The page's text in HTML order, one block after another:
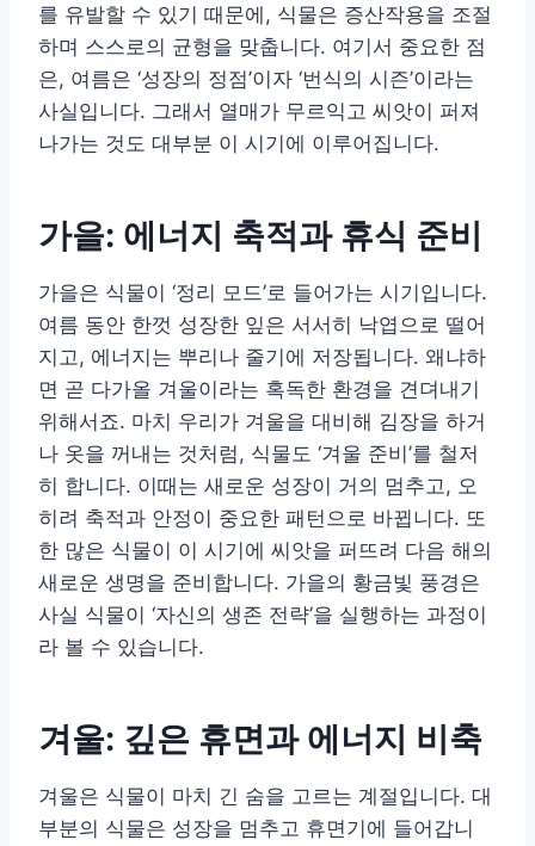
를 유발할 수 있기 때문에, 식물은 증산작용을 조절
하며 스스로의 균형을 맞춥니다. 여기서 중요한 점
은, 여름은 ‘성장의 정점’이자 ‘번식의 시즌’이라는
사실입니다. 그래서 열매가 무르익고 씨앗이 퍼져
나가는 것도 대부분 이 시기에 이루어집니다.
가을: 에너지 축적과 휴식 준비
가을은 식물이 ‘정리 모드’로 들어가는 시기입니다.
여름 동안 한껏 성장한 잎은 서서히 낙엽으로 떨어
지고, 에너지는 뿌리나 줄기에 저장됩니다. 왜냐하
면 곧 다가올 겨울이라는 혹독한 환경을 견뎌내기
위해서죠. 마치 우리가 겨울을 대비해 김장을 하거
나 옷을 꺼내는 것처럼, 식물도 ‘겨울 준비’를 철저
히 합니다. 이때는 새로운 성장이 거의 멈추고, 오
히려 축적과 안정이 중요한 패턴으로 바뀝니다. 또
한 많은 식물이 이 시기에 씨앗을 퍼뜨려 다음 해의
새로운 생명을 준비합니다. 가을의 황금빛 풍경은
사실 식물이 ‘자신의 생존 전략’을 실행하는 과정이
라 볼 수 있습니다.
겨울: 깊은 휴면과 에너지 비축
겨울은 식물이 마치 긴 숨을 고르는 계절입니다. 대
부분의 식물은 성장을 멈추고 휴면기에 들어갑니